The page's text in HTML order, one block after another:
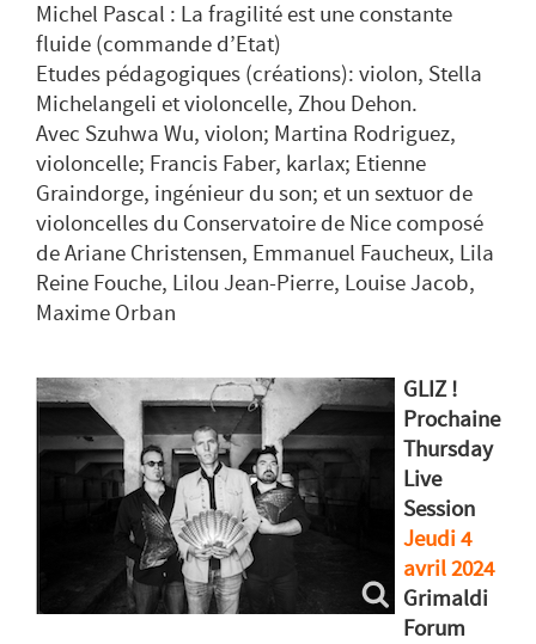
Michel Pascal : La fragilité est une constante
fluide (commande d’Etat)
Etudes pédagogiques (créations): violon, Stella
Michelangeli et violoncelle, Zhou Dehon.
Avec Szuhwa Wu, violon; Martina Rodriguez,
violoncelle; Francis Faber, karlax; Etienne
Graindorge, ingénieur du son; et un sextuor de
violoncelles du Conservatoire de Nice composé
de Ariane Christensen, Emmanuel Faucheux, Lila
Reine Fouche, Lilou Jean-Pierre, Louise Jacob,
Maxime Orban
GLIZ !
Prochaine
Thursday
Live
Session
Jeudi 4
avril 2024
Grimaldi
Forum